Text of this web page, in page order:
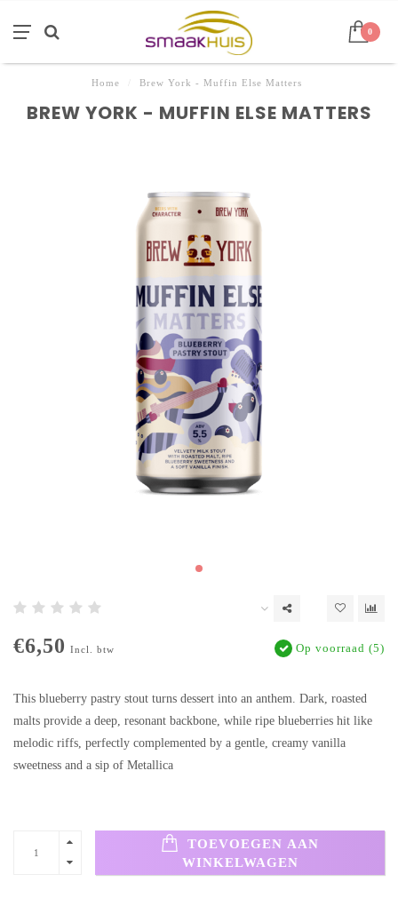
0
Home Brew York - Muffin Else Matters
BREW YORK - MUFFIN ELSE MATTERS
€6,50 Incl. btw Op voorraad (5)
This blueberry pastry stout turns dessert into an anthem. Dark, roasted
malts provide a deep, resonant backbone, while ripe blueberries hit like
melodic riffs, perfectly complemented by a gentle, creamy vanilla
sweetness and a sip of Metallica
TOEVOEGEN AAN
WINKELWAGEN